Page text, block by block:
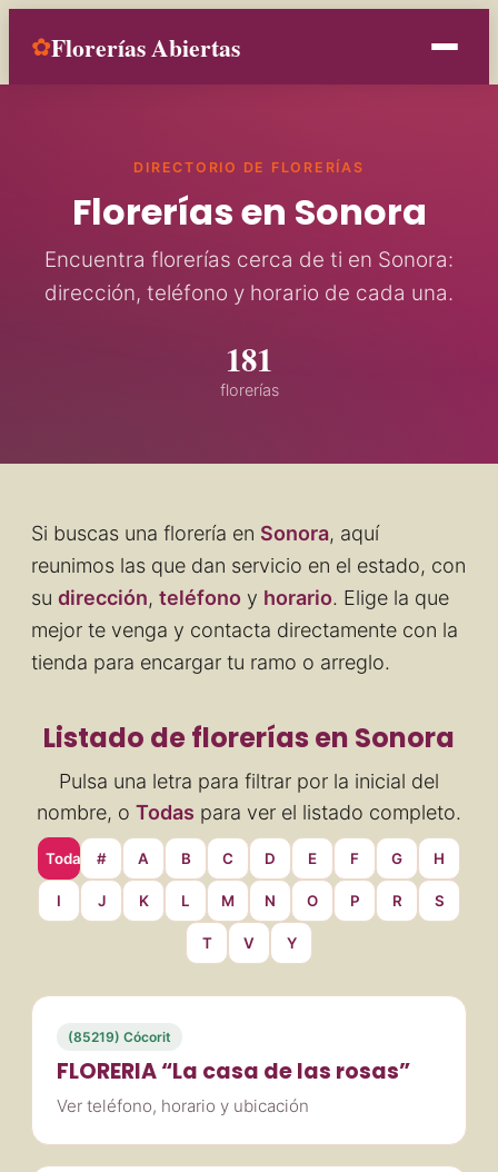
✿Florerías Abiertas
Contacto
DIRECTORIO DE FLORERÍAS
Florerías en Sonora
Encuentra florerías cerca de ti en Sonora:
dirección, teléfono y horario de cada una.
181
florerías
Si buscas una florería en Sonora, aquí
reunimos las que dan servicio en el estado, con
su dirección, teléfono y horario. Elige la que
mejor te venga y contacta directamente con la
tienda para encargar tu ramo o arreglo.
Listado de florerías en Sonora
Pulsa una letra para filtrar por la inicial del
nombre, o Todas para ver el listado completo.
Todas # A B C D E F G H
I J K L M N O P R S
T V Y
(85219) Cócorit
FLORERIA “La casa de las rosas”
Ver teléfono, horario y ubicación